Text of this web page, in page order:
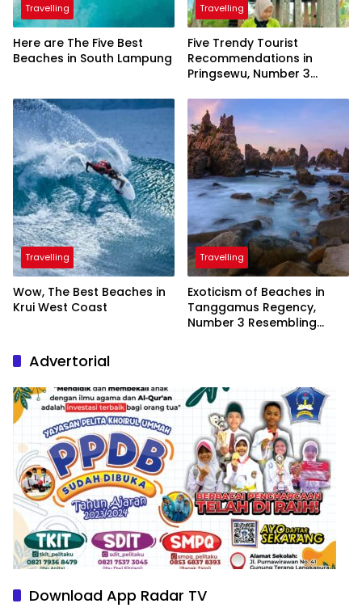
Travelling
Here are The Five Best
Beaches in South Lampung
Travelling
Five Trendy Tourist
Recommendations in
Pringsewu, Number 3
President
Travelling
Wow, The Best Beaches in
Krui West Coast
Travelling
Exoticism of Beaches in
Tanggamus Regency,
Number 3 Resembling
Advertorial
Download App Radar TV